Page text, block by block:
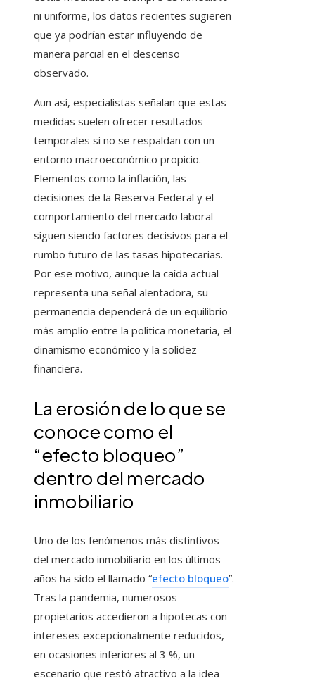
ni uniforme, los datos recientes sugieren
que ya podrían estar influyendo de
manera parcial en el descenso
observado.
Aun así, especialistas señalan que estas
medidas suelen ofrecer resultados
temporales si no se respaldan con un
entorno macroeconómico propicio.
Elementos como la inflación, las
decisiones de la Reserva Federal y el
comportamiento del mercado laboral
siguen siendo factores decisivos para el
rumbo futuro de las tasas hipotecarias.
Por ese motivo, aunque la caída actual
representa una señal alentadora, su
permanencia dependerá de un equilibrio
más amplio entre la política monetaria, el
dinamismo económico y la solidez
financiera.
La erosión de lo que se
conoce como el
“efecto bloqueo”
dentro del mercado
inmobiliario
Uno de los fenómenos más distintivos
del mercado inmobiliario en los últimos
años ha sido el llamado “efecto bloqueo”.
Tras la pandemia, numerosos
propietarios accedieron a hipotecas con
intereses excepcionalmente reducidos,
en ocasiones inferiores al 3 %, un
escenario que restó atractivo a la idea